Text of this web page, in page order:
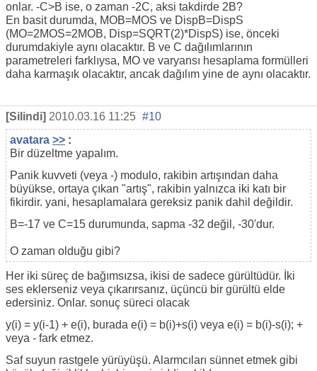
onlar. -C>B ise, o zaman -2C, aksi takdirde 2B?
En basit durumda, MOB=MOS ve DispB=DispS
(MO=2MOS=2MOB, Disp=SQRT(2)*DispS) ise, önceki
durumdakiyle aynı olacaktır. B ve C dağılımlarının
parametreleri farklıysa, MO ve varyansı hesaplama formülleri
daha karmaşık olacaktır, ancak dağılım yine de aynı olacaktır.
[Silindi] 2010.03.16 11:25 #10
avatara >> :
Bir düzeltme yapalım.
Panik kuvveti (veya -) modulo, rakibin artışından daha
büyükse, ortaya çıkan "artış", rakibin yalnızca iki katı bir
fikirdir. yani, hesaplamalara gereksiz panik dahil değildir.
B=-17 ve C=15 durumunda, sapma -32 değil, -30'dur.
O zaman olduğu gibi?
Her iki süreç de bağımsızsa, ikisi de sadece gürültüdür. İki
ses eklerseniz veya çıkarırsanız, üçüncü bir gürültü elde
edersiniz. Onlar. sonuç süreci olacak
y(i) = y(i-1) + e(i), burada e(i) = b(i)+s(i) veya e(i) = b(i)-s(i); +
veya - fark etmez.
Saf suyun rastgele yürüyüşü. Alarmcıları sünnet etmek gibi